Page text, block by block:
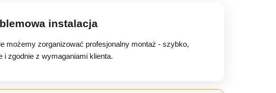
instalacja
możemy zorganizować profesjonalny montaż - szybko,
i zgodnie z wymaganiami klienta.